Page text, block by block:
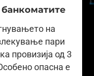
банкоматите
на
пари
провизија од 3
опасна е